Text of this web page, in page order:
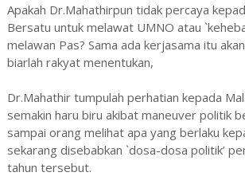
Apakah Dr.Mahathirpun tidak percaya
Bersatu untuk melawat UMNO atau
melawan Pas? Sama ada kerjasama itu
biarlah rakyat menentukan,
Dr.Mahathir tumpulah perhatian kepada
semakin haru biru akibat maneuver politik
sampai orang melihat apa yang berlaku
sekarang disebabkan `dosa-dosa politik’
tahun tersebut.